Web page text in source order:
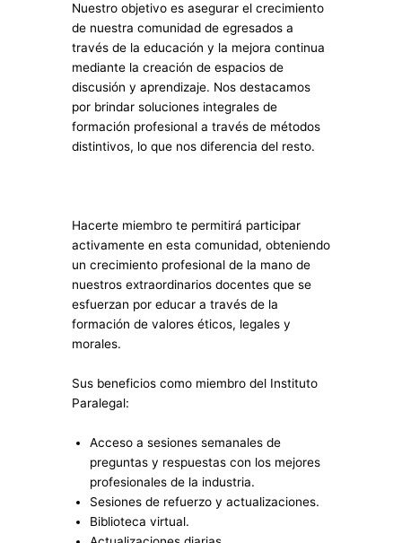
Nuestro objetivo es asegurar el crecimiento
de nuestra comunidad de egresados a
través de la educación y la mejora continua
mediante la creación de espacios de
discusión y aprendizaje. Nos destacamos
por brindar soluciones integrales de
formación profesional a través de métodos
distintivos, lo que nos diferencia del resto.
Hacerte miembro te permitirá participar
activamente en esta comunidad, obteniendo
un crecimiento profesional de la mano de
nuestros extraordinarios docentes que se
esfuerzan por educar a través de la
formación de valores éticos, legales y
morales.
Sus beneficios como miembro del Instituto
Paralegal:
Acceso a sesiones semanales de
preguntas y respuestas con los mejores
profesionales de la industria.
Sesiones de refuerzo y actualizaciones.
Biblioteca virtual.